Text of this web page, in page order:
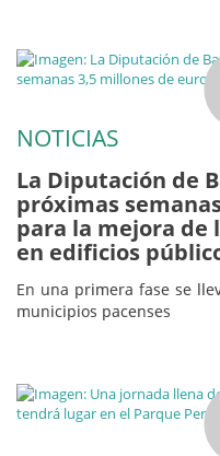
NOTICIAS
La Diputación de
próximas
para la mejora de
en edificios
En una primera fase se
municipios pacenses